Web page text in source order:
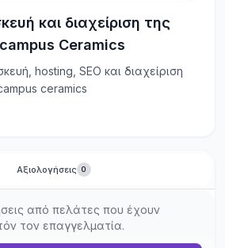
και διαχείριση της
Ceramics
hosting, SEO και διαχείριση
ceramics
Αξιολογήσεις 0
από πελάτες που έχουν
τον επαγγελματία.